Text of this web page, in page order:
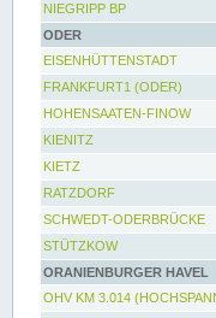
NIEGRIPP BP
ODER
EISENHÜTTENSTADT
FRANKFURT1 (ODER)
HOHENSAATEN-FINOW
KIENITZ
KIETZ
RATZDORF
SCHWEDT-ODERBRÜCKE
STÜTZKOW
ORANIENBURGER HAVEL
OHV KM 3.014